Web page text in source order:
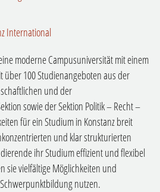
International
moderne Campusuniversität mit einem
über 100 Studienangeboten aus der
und der
sowie der Sektion Politik – Recht –
für ein Studium in Konstanz breit
und klar strukturierten
ihr Studium effizient und flexibel
sie vielfältige Möglichkeiten und
nutzen.